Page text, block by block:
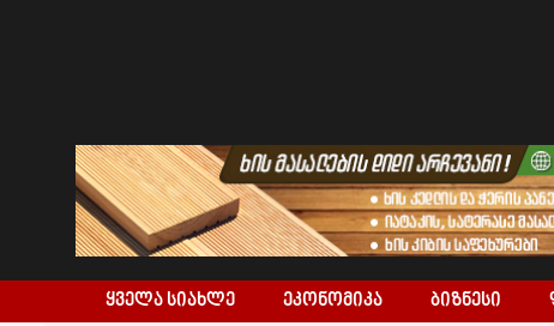
ᲧᲕᲔᲚᲐ ᲡᲘᲐᲮᲚᲔ ᲔᲙᲝᲜᲝᲛᲘᲙᲐ ᲑᲘᲖᲜᲔᲡᲘ